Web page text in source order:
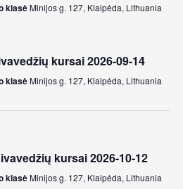
klasėMinijos g. 127, Klaipėda, Lithuania
kursai 2026-09-14
klasėMinijos g. 127, Klaipėda, Lithuania
kursai 2026-10-12
klasėMinijos g. 127, Klaipėda, Lithuania